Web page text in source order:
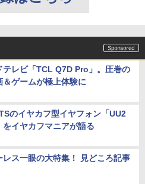
テレビ「TCL Q7D Pro」。圧巻の
＆ゲームが極上体験に
のイヤカフ型イヤフォン「UU2
をイヤカフマニアが語る
レス一眼の大特集！ 見どころ記事